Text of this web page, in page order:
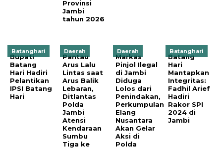
Hari Hadiri
Pelantikan
IPSI Batang
Hari
Lintas saat
Arus Balik
Lebaran,
Ditlantas
Polda
Jambi
Atensi
Kendaraan
Sumbu
Tiga ke
Atas
Dilarang
Melintas
di Jambi
Diduga
Lolos dari
Penindakan,
Perkumpulan
Elang
Nusantara
Akan Gelar
Aksi di
Polda
Jambi
Mantapkan
Integritas:
Fadhil Arief
Hadiri
Rakor SPI
2024 di
Jambi